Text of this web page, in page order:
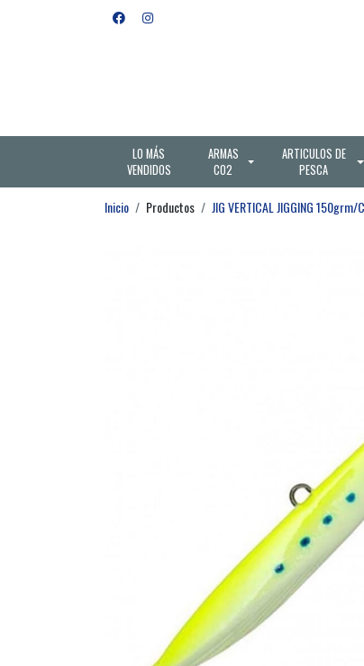
LO MÁS
VENDIDOS
ARMAS
CO2
ARTICULOS DE
PESCA
Inicio Productos JIG VERTICAL JIGGING 150grm/